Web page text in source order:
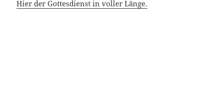
Hier der Gottesdienst in voller Länge.